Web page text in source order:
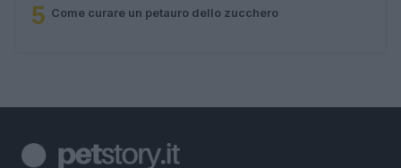
5 Come curare un petauro dello zucchero